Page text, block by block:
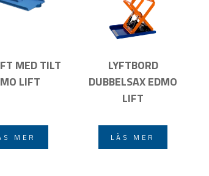
MED TILT
LIFT
MER
LYFTBORD
DUBBELSAX EDMO
LIFT
LÄS MER